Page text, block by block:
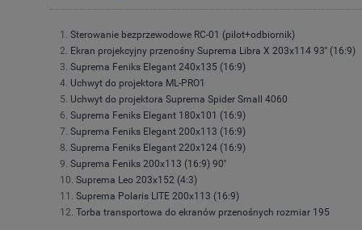
Sterowanie bezprzewodowe RC-01 (pilot+odbiornik)
Ekran projekcyjny przenośny Suprema Libra X 203x114 93'' (16:9)
Suprema Feniks Elegant 240x135 (16:9)
Uchwyt do projektora ML-PRO1
Uchwyt do projektora Suprema Spider Small 4060
Suprema Feniks Elegant 180x101 (16:9)
Suprema Feniks Elegant 200x113 (16:9)
Suprema Feniks Elegant 220x124 (16:9)
Suprema Feniks 200x113 (16:9) 90''
Suprema Leo 203x152 (4:3)
Suprema Polaris LITE 200x113 (16:9)
Torba transportowa do ekranów przenośnych rozmiar 195